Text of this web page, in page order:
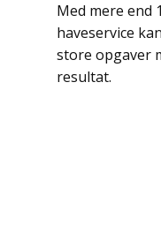
Med mere end
haveservice
store opgaver
resultat.